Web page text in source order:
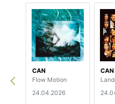
CAN
Flow Motion
24.04.2026
CAN